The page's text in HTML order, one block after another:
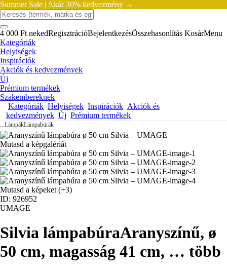
Summer Sale | Akár 30% kedvezmény →
4 000 Ft nekedRegisztrációBejelentkezésÖsszehasonlítás KosárMenu
Kategóriák
Helyiségek
Inspirációk
Akciók és kedvezmények
Új
Prémium termékek
Szakembereknek
Kategóriák Helyiségek Inspirációk Akciók és
kedvezmények Új Prémium termékek
...LámpákLámpabúrák
Mutasd a képgalériát
Mutasd a képeket (+3)
ID: 926952
UMAGE
Silvia lámpabúraAranyszínű, ø
50 cm, magasság 41 cm, … több